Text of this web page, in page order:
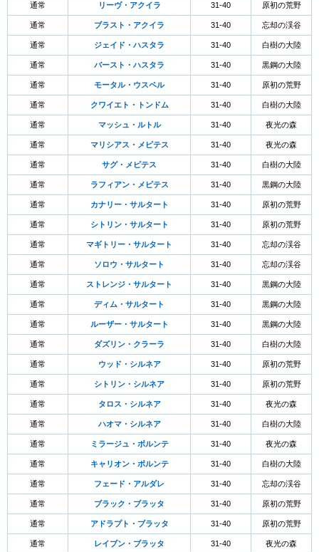
通常 リーヴ・アクイラ 31-40 原初の荒野
通常 ブラスト・アクイラ 31-40 忘却の渓谷
通常 ジェイド・ハスタラ 31-40 白樹の大陸
通常 バースト・ハスタラ 31-40 黒鋼の大陸
通常 モータル・ウスペル 31-40 原初の荒野
通常 クワイエト・トンドム 31-40 白樹の大陸
通常 マッシュ・ルトル 31-40 夜光の森
通常 マリシアス・メピテス 31-40 夜光の森
通常 サグ・メピテス 31-40 白樹の大陸
通常 ラフィアン・メピテス 31-40 黒鋼の大陸
通常 カナリー・サルタート 31-40 原初の荒野
通常 シトリン・サルタート 31-40 原初の荒野
通常 マギトリー・サルタート 31-40 忘却の渓谷
通常 ソロウ・サルタート 31-40 忘却の渓谷
通常 ストレンジ・サルタート 31-40 黒鋼の大陸
通常 ディム・サルタート 31-40 黒鋼の大陸
通常 ルーザー・サルタート 31-40 黒鋼の大陸
通常 ダズリン・クラーラ 31-40 白樹の大陸
通常 ウッド・シルネア 31-40 原初の荒野
通常 シトリン・シルネア 31-40 原初の荒野
通常 タロス・シルネア 31-40 夜光の森
通常 ハオマ・シルネア 31-40 白樹の大陸
通常 ミラージュ・ボルンテ 31-40 夜光の森
通常 キャリオン・ボルンテ 31-40 白樹の大陸
通常 フェード・アルダレ 31-40 忘却の渓谷
通常 ブラック・ブラッタ 31-40 原初の荒野
通常 アドラプト・ブラッタ 31-40 原初の荒野
通常 レイブン・ブラッタ 31-40 夜光の森